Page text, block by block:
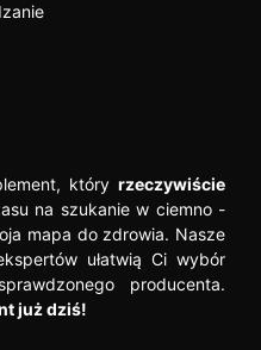
który rzeczywiście
na szukanie w ciemno -
mapa do zdrowia. Nasze
ułatwią Ci wybór
producenta.
już dziś!